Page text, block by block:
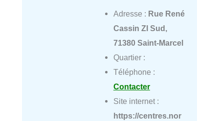
Adresse : Rue René
Cassin ZI Sud,
71380 Saint-Marcel
Quartier :
Téléphone :
Contacter
Site internet :
https://centres.nor